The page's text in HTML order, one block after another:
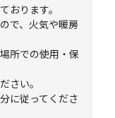
おります。
で、火気や暖房
所での使用・保
さい。
に従ってくださ